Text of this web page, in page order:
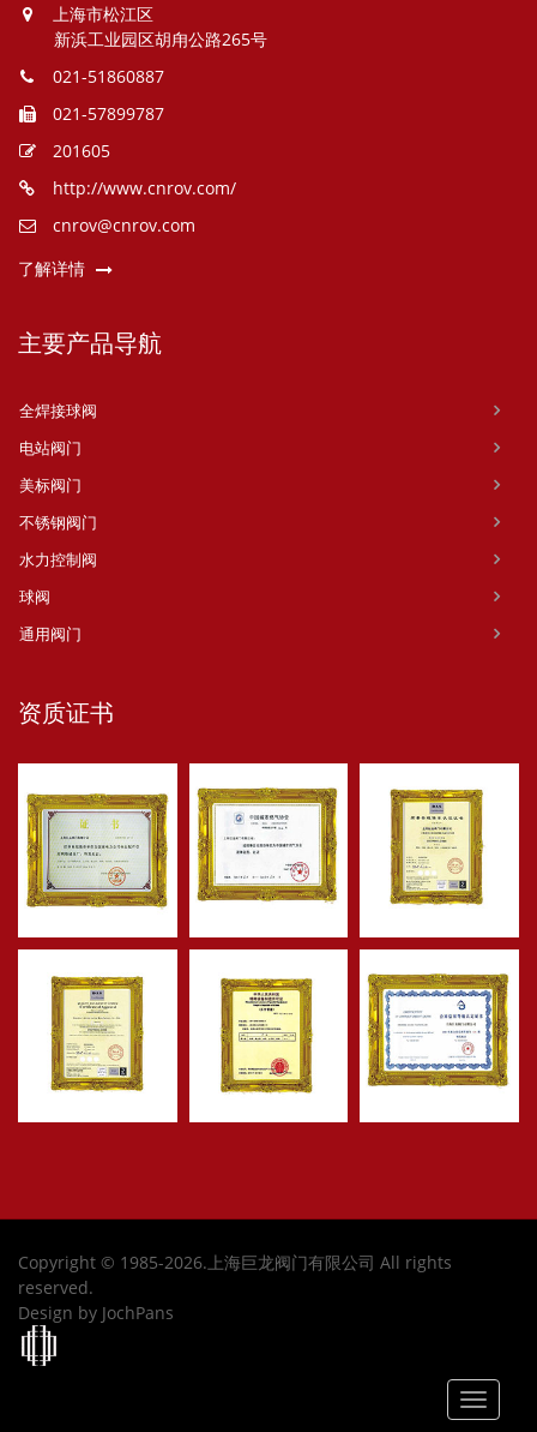
上海市松江区
新浜工业园区胡甪公路265号
021-51860887
021-57899787
201605
http://www.cnrov.com/
cnrov@cnrov.com
了解详情
主要产品导航
全焊接球阀
电站阀门
美标阀门
不锈钢阀门
水力控制阀
球阀
通用阀门
资质证书
Copyright © 1985-2026.上海巨龙阀门有限公司 All rights
reserved.
Design by JochPans
Toggle